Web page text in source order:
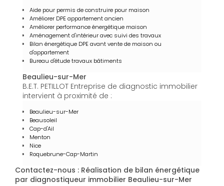
Aide pour permis de construire pour maison
Améliorer DPE appartement ancien
Améliorer performance énergétique maison
Aménagement d'intérieur avec suivi des travaux
Bilan énergétique DPE avant vente de maison ou
d'appartement
Bureau d'étude travaux bâtiments
Beaulieu-sur-Mer
B.E.T. PETILLOT Entreprise de diagnostic immobilier
intervient à proximité de :
Beaulieu-sur-Mer
Beausoleil
Cap-d'Ail
Menton
Nice
Roquebrune-Cap-Martin
Contactez-nous : Réalisation de bilan énergétique
par diagnostiqueur immobilier Beaulieu-sur-Mer